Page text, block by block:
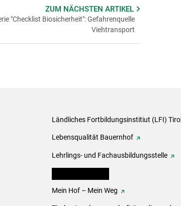
ZUM NÄCHSTENARTIKEL
"Checklist Biosicherheit": Gefahrenquelle
Viehtransport
Ländliches Fortbildungsinstitiut (LFI) Tirol
Lebensqualität Bauernhof
Lehrlings- und Fachausbildungsstelle
Mein Hof – Mein Weg